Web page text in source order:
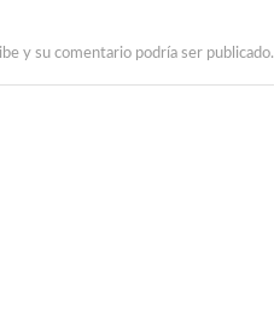
y su comentario podría ser publicado.